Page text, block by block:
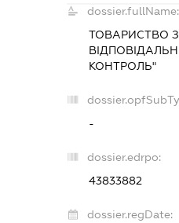
dossier.fullName:
ТОВАРИСТВО
КОНТРОЛЬ"
-
dossier.edrpo:
43833882
dossier.regDate: